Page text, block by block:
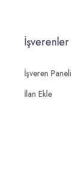
İşverenler
İşveren Paneli
İlan Ekle